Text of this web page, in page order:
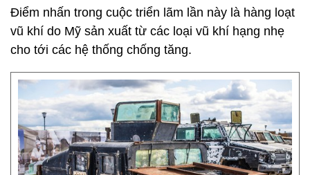
Điểm nhấn trong cuộc triển lãm lần này là hàng loạt
vũ khí do Mỹ sản xuất từ các loại vũ khí hạng nhẹ
cho tới các hệ thống chống tăng.